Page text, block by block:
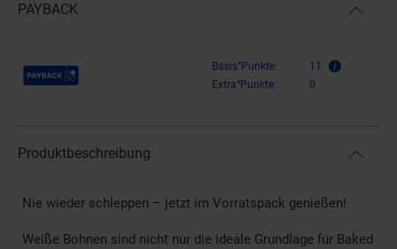
PAYBACK
Payback Punkte Basis°Punkte:
11
Extra°Punkte:
0
Produktbeschreibung
Nie wieder schleppen – jetzt im Vorratspack genießen!
Weiße Bohnen sind nicht nur die ideale Grundlage für Baked